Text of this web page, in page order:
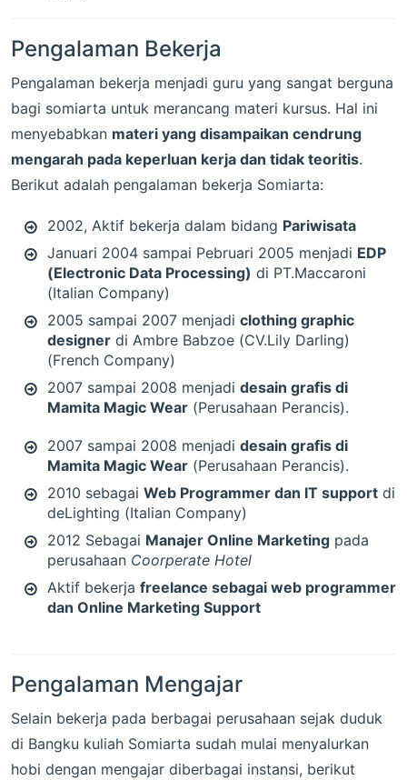
Pengalaman Bekerja
Pengalaman bekerja menjadi guru yang sangat berguna
bagi somiarta untuk merancang materi kursus. Hal ini
menyebabkan materi yang disampaikan cendrung
mengarah pada keperluan kerja dan tidak teoritis.
Berikut adalah pengalaman bekerja Somiarta:
2002, Aktif bekerja dalam bidang Pariwisata
Januari 2004 sampai Pebruari 2005 menjadi EDP
(Electronic Data Processing) di PT.Maccaroni
(Italian Company)
2005 sampai 2007 menjadi clothing graphic
designer di Ambre Babzoe (CV.Lily Darling)
(French Company)
2007 sampai 2008 menjadi desain grafis di
Mamita Magic Wear (Perusahaan Perancis).
2007 sampai 2008 menjadi desain grafis di
Mamita Magic Wear (Perusahaan Perancis).
2010 sebagai Web Programmer dan IT support di
deLighting (Italian Company)
2012 Sebagai Manajer Online Marketing pada
perusahaan Coorperate Hotel
Aktif bekerja freelance sebagai web programmer
dan Online Marketing Support
Pengalaman Mengajar
Selain bekerja pada berbagai perusahaan sejak duduk
di Bangku kuliah Somiarta sudah mulai menyalurkan
hobi dengan mengajar diberbagai instansi, berikut